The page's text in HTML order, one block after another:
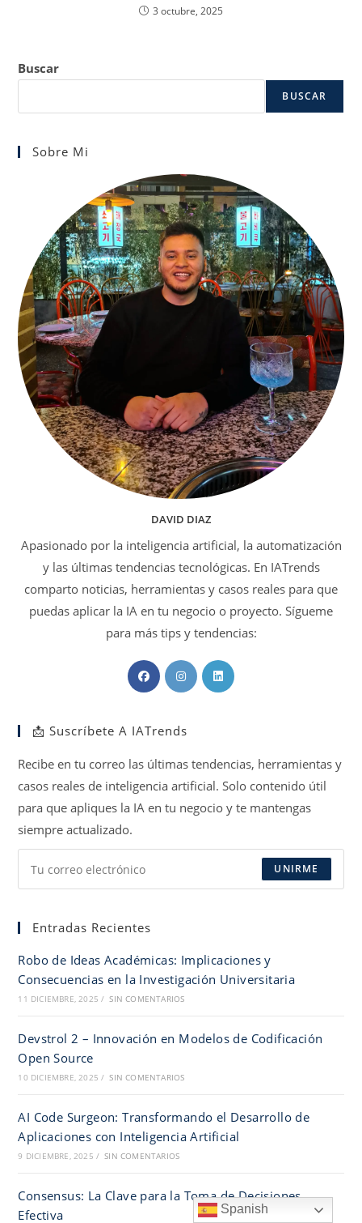
3 octubre, 2025
Buscar
BUSCAR
Sobre Mi
DAVID DIAZ
Apasionado por la inteligencia artificial, la automatización
y las últimas tendencias tecnológicas. En IATrends
comparto noticias, herramientas y casos reales para que
puedas aplicar la IA en tu negocio o proyecto. Sígueme
para más tips y tendencias:
Se
abre
una
pestaña
Se
abre
pestaña
Se
pestaña
📩 Suscríbete A IATrends
Recibe en tu correo las últimas tendencias, herramientas y
casos reales de inteligencia artificial. Solo contenido útil
para que apliques la IA en tu negocio y te mantengas
siempre actualizado.
UNIRME
Entradas Recientes
Robo de Ideas Académicas: Implicaciones y
Consecuencias en la Investigación Universitaria
11 DICIEMBRE, 2025 / SIN COMENTARIOS
Devstrol 2 – Innovación en Modelos de Codificación
Open Source
10 DICIEMBRE, 2025 / SIN COMENTARIOS
AI Code Surgeon: Transformando el Desarrollo de
Aplicaciones con Inteligencia Artificial
9 DICIEMBRE, 2025 / SIN COMENTARIOS
Consensus: La Clave para la Toma de Decisiones
Efectiva
Spanish